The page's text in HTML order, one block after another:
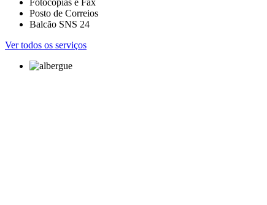
Fotocópias e Fax
Posto de Correios
Balcão SNS 24
Ver todos os serviços